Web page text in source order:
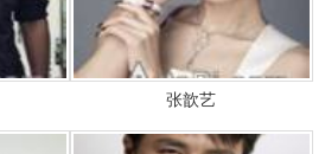
张歆艺